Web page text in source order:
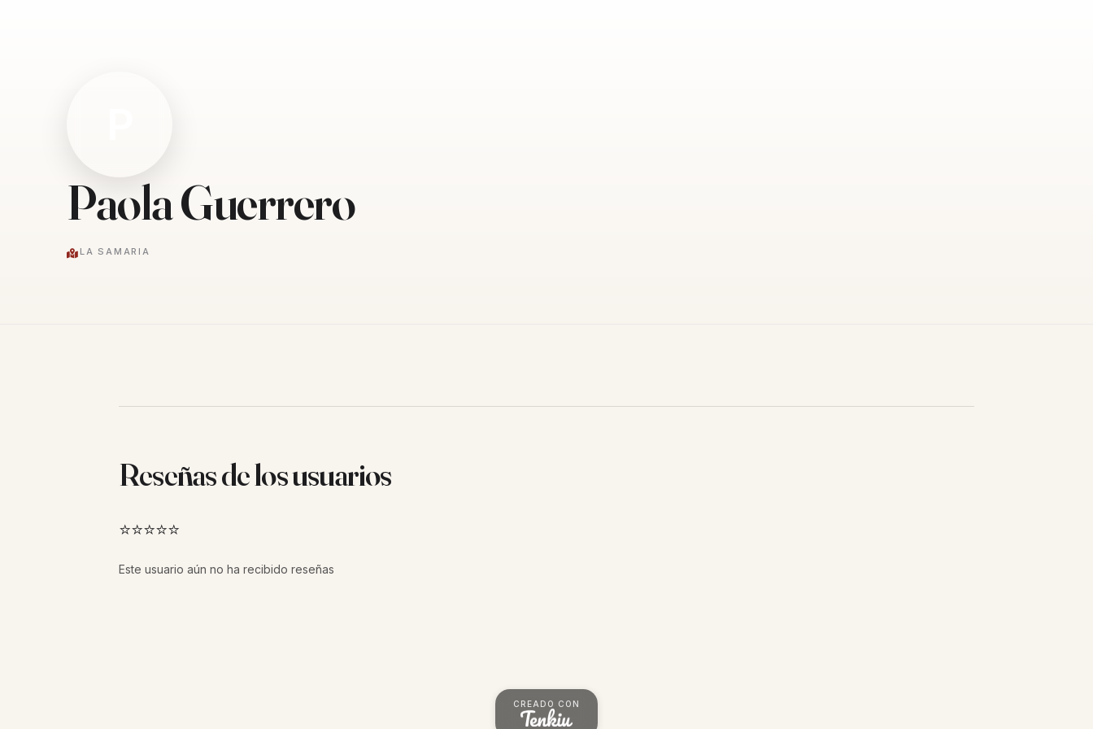
Paola Guerrero
LA SAMARIA
Reseñas de los usuarios
⭐⭐⭐⭐⭐
Este usuario aún no ha recibido reseñas
CREADO CON